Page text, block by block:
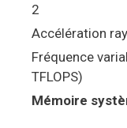
2
Accélération
Fréquence
TFLOPS)
Mémoire